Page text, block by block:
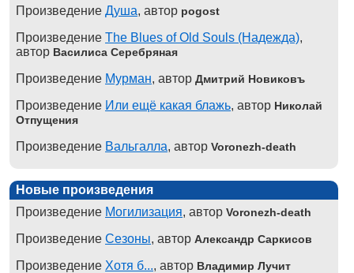
Произведение Душа, автор pogost
Произведение The Blues of Old Souls (Надежда),
автор Василиса Серебряная
Произведение Мурман, автор Дмитрий Новиковъ
Произведение Или ещё какая блажь, автор Николай
Отпущения
Произведение Вальгалла, автор Voronezh-death
Новые произведения
Произведение Могилизация, автор Voronezh-death
Произведение Сезоны, автор Александр Саркисов
Произведение Хотя б..., автор Владимир Лучит